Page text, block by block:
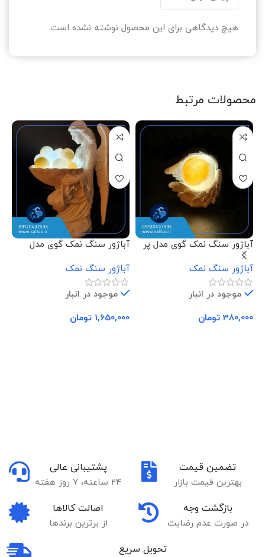
هیچ دیدگاهی برای این محصول نوشته نشده است.
محصولات مرتبط
آباژور سنگ نمک گوی مدل پر
آباژور سنگ نمک
موجود در انبار
380,000 تومان
آباژور سنگ نمک گوی مدل
آباژور سنگ نمک
موجود در انبار
1,650,000 تومان
تضمین قیمت
بهترین قیمت بازار
پشتیبانی عالی
24 ساعته، 7 روز هفته
بازگشت وجه
در صورت عدم رضایت
اصالت کالاها
از برترین برندها
تحویل سریع